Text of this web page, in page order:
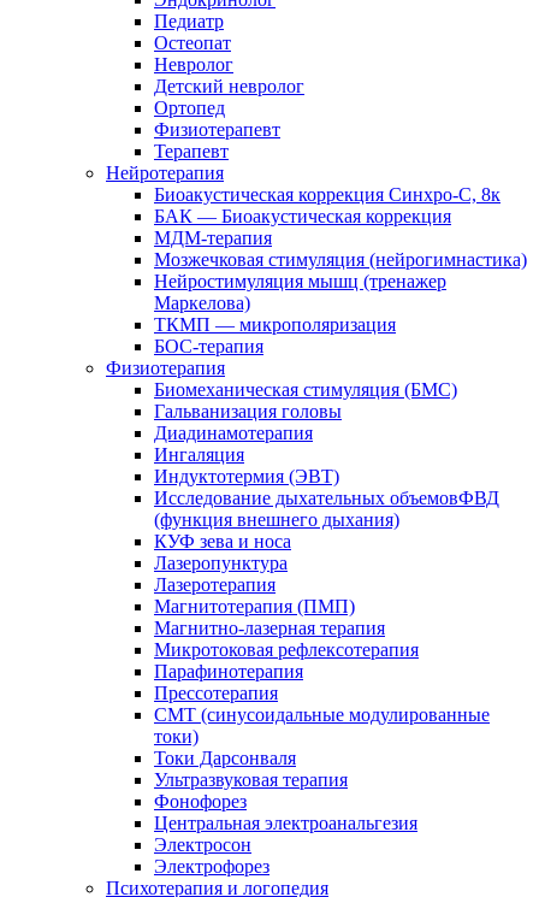
Педиатр
Остеопат
Невролог
Детский невролог
Ортопед
Физиотерапевт
Терапевт
Нейротерапия
Биоакустическая коррекция Синхро-С, 8к
БАК — Биоакустическая коррекция
МДМ-терапия
Мозжечковая стимуляция (нейрогимнастика)
Нейростимуляция мышц (тренажер
Маркелова)
ТКМП — микрополяризация
БОС-терапия
Физиотерапия
Биомеханическая стимуляция (БМС)
Гальванизация головы
Диадинамотерапия
Ингаляция
Индуктотермия (ЭВТ)
Исследование дыхательных объемовФВД
(функция внешнего дыхания)
КУФ зева и носа
Лазеропунктура
Лазеротерапия
Магнитотерапия (ПМП)
Магнитно-лазерная терапия
Микротоковая рефлексотерапия
Парафинотерапия
Прессотерапия
СМТ (синусоидальные модулированные
токи)
Токи Дарсонваля
Ультразвуковая терапия
Фонофорез
Центральная электроанальгезия
Электросон
Электрофорез
Психотерапия и логопедия